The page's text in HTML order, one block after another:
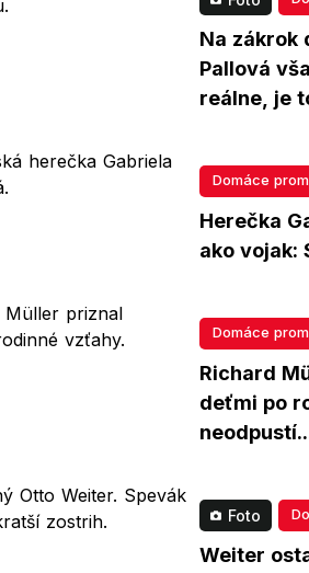
Na zákrok
Pallová
reálne, je
Domáce
Herečka
ako vojak:
Domáce
Richard
deťmi po
Foto
Weiter